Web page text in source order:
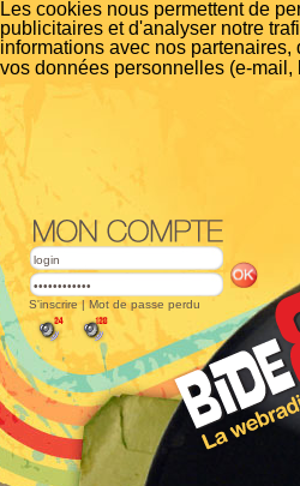
Les cookies nous permettent de
publicitaires et d'analyser notre
informations avec nos
vos données personnelles (e-mail,
S'inscrire | Mot de passe perdu